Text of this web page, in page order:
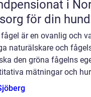
i
för din hund
är en ovanlig och
naturälskare och
den gröna fågelns
mätningar och